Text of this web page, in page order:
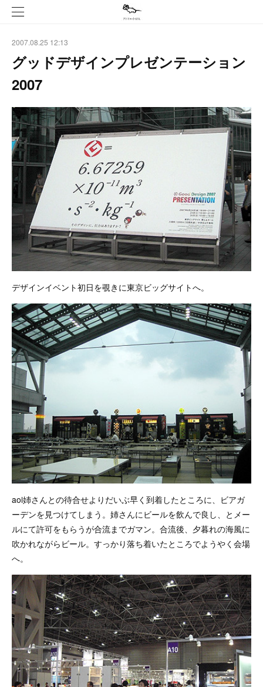
2007.08.25 12:13
グッドデザインプレゼンテーション
2007
デザインイベント初日を覗きに東京ビッグサイトへ。
aoi姉さんとの待合せよりだいぶ早く到着したところに、ビアガ
ーデンを見つけてしまう。姉さんにビールを飲んで良し、とメー
ルにて許可をもらうが合流までガマン。合流後、夕暮れの海風に
吹かれながらビール。すっかり落ち着いたところでようやく会場
へ。